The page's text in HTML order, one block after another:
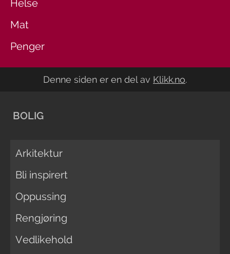
Helse
Mat
Penger
Denne siden er en del av Klikk.no.
BOLIG
Arkitektur
Bli inspirert
Oppussing
Rengjøring
Vedlikehold